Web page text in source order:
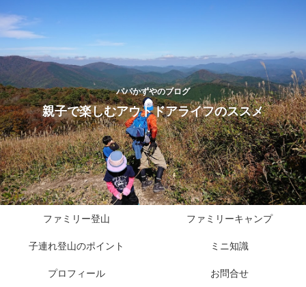
パパかずやのブログ
親子で楽しむアウトドアライフのススメ
ファミリー登山 ファミリーキャンプ
子連れ登山のポイント ミニ知識
プロフィール お問合せ